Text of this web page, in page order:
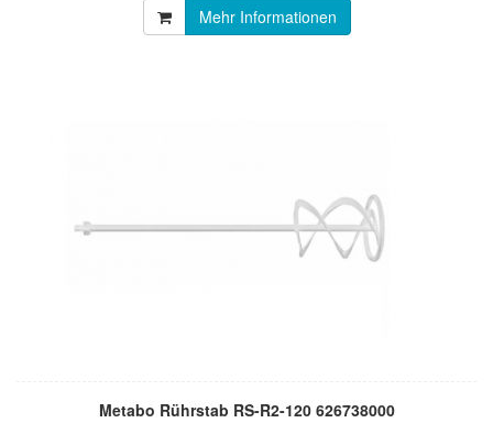
Mehr Informationen
Metabo Rührstab RS-R2-120 626738000